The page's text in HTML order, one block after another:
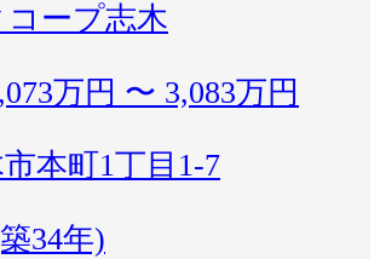
ープ志木
万円 〜 3,083万円
本町1丁目1-7
34年)